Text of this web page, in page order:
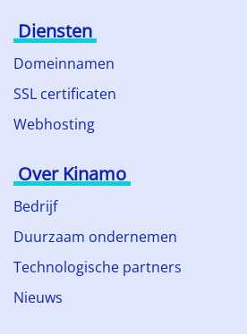
Diensten
Domeinnamen
SSL certificaten
Webhosting
Over Kinamo
Bedrijf
Duurzaam ondernemen
Technologische partners
Nieuws